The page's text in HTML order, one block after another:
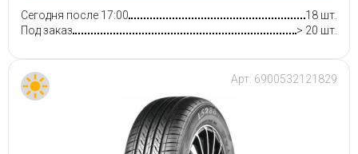
Сегодня после 17:00
18 шт.
Под заказ
> 20 шт.
Арт: 6900532121829